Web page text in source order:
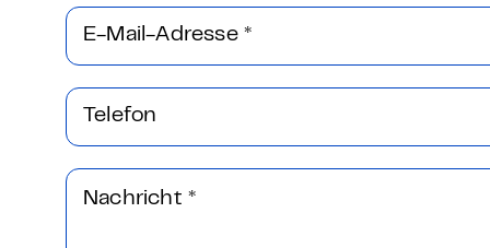
E-Mail-Adresse *
Telefon
Nachricht *